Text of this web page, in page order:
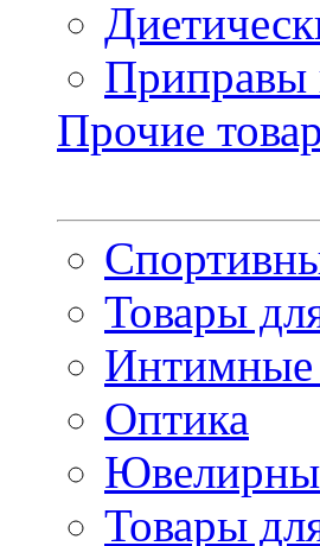
Приправы
Прочие
Товары
Интимные
Оптика
Товары